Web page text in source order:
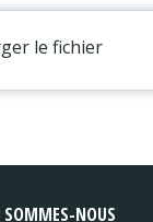
le fichier
NOUS